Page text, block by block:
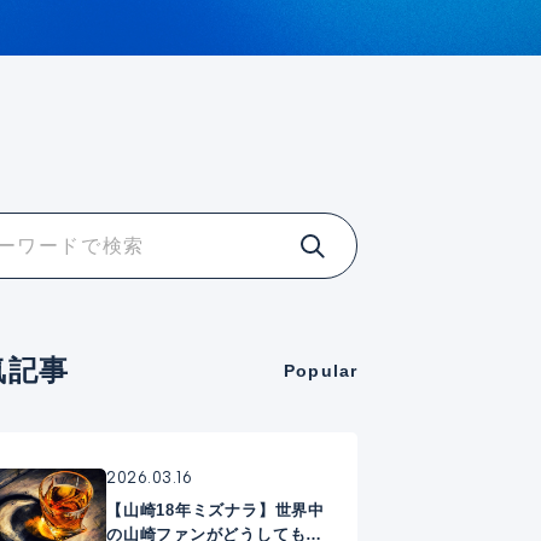
記事 Popular
2026.03.16
【山崎18年ミズナラ】世界中
の山崎ファンがどうしても手